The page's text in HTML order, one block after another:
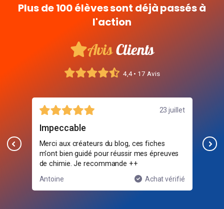
Plus de 100 élèves sont déjà passés à
l'action
AvisClients
4,4 • 17 Avis
23 juillet
ces fiches
mes épreuves
Achat vérifié
C'est bien fait mais il manque des
explications sur certains points
surtout en chimie organique.